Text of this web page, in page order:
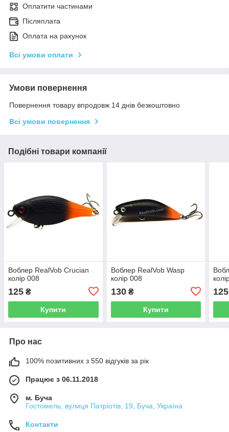
Оплатити частинами
Післяплата
Оплата на рахунок
Всі умови оплати
Умови повернення
Повернення товару впродовж 14 днів безкоштовно
Всі умови повернення
Подібні товари компанії
Воблер RealVob Crucian
колір 008
125 ₴
Купити
Воблер RealVob Wasp
колір 008
130₴
Купити
125
Про нас
100% позитивних з 550 відгуків за рік
Працює з 06.11.2018
м. Буча
Гостомель, вулиця Патріотів, 19, Буча, Україна
Контакти